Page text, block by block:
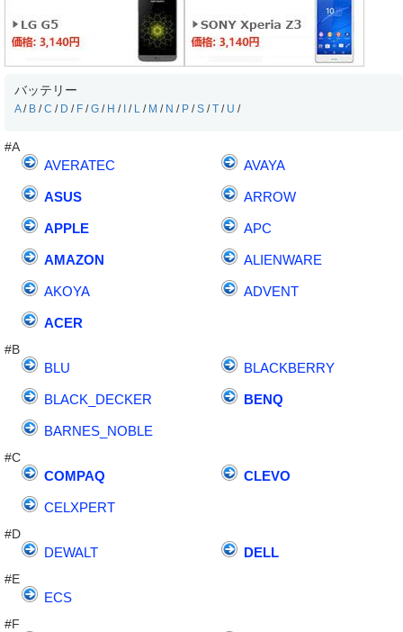
バッテリー
A/ B /C / D / F /G / H / / L / M / N / P /S /T / U /
#A
AVERATEC AVAYA
ASUS ARROW
APPLE APC
AMAZON ALIENWARE
AKOYA ADVENT
ACER
#B
BLU BLACKBERRY
BLACK_DECKER BENQ
BARNES_NOBLE
#C
COMPAQ CLEVO
CELXPERT
#D
DEWALT DELL
#E
ECS
#F